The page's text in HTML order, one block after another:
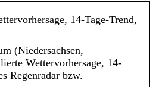
14-Tage-Trend,
(Niedersachsen,
Wettervorhersage, 14-
Regenradar bzw.